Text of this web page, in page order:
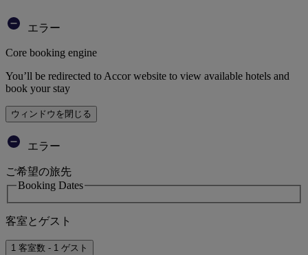
エラー
Core booking engine
You’ll be redirected to Accor website to view available hotels and
book your stay
ウィンドウを閉じる
エラー
ご希望の旅先
Booking Dates
客室とゲスト
1 客室数 - 1 ゲスト